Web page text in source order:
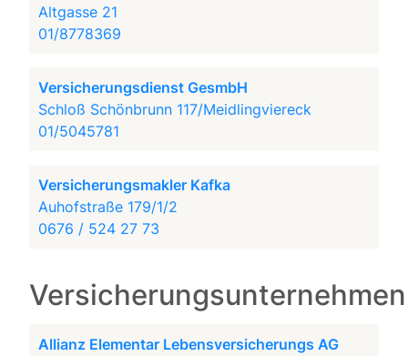
Altgasse 21
01/8778369
Versicherungsdienst GesmbH
Schloß Schönbrunn 117/Meidlingviereck
01/5045781
Versicherungsmakler Kafka
Auhofstraße 179/1/2
0676 / 524 27 73
Versicherungsunternehmen
Allianz Elementar Lebensversicherungs AG